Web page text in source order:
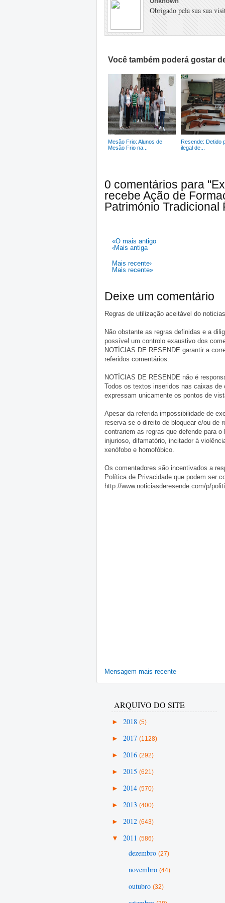
Obrigado pela sua sua
Você também poderá gostar
Mesão Frio: Alunos de
Mesão Frio na...
Resende: Detido
ilegal de...
0 comentários para
recebe Ação de
Património Tradicional
«O mais antigo
‹Mais antiga
Mais recente›
Mais recente»
Deixe um comentário
Regras de utilização aceitável do
Não obstante as regras definidas e a
possível um controlo exaustivo dos
NOTÍCIAS DE RESENDE garantir a
referidos comentários.
NOTÍCIAS DE RESENDE não é
Todos os textos inseridos nas caixas de
expressam unicamente os pontos de
Apesar da referida impossibilidade de
reserva-se o direito de bloquear e/ou de
contrariem as regras que defende para
injurioso, difamatório, incitador à
xenófobo e homofóbico.
Os comentadores são incentivados a
Política de Privacidade que podem ser
http://www.noticiasderesende.com/p/
Mensagem mais recente
ARQUIVO DO SITE
► 2018 (5)
► 2017 (1128)
► 2016 (292)
► 2015 (621)
► 2014 (570)
► 2013 (400)
► 2012 (643)
▼ 2011 (586)
dezembro (27)
novembro (44)
outubro (32)